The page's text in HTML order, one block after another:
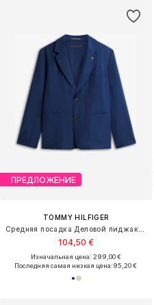
ПРЕДЛОЖЕНИЕ
TOMMY HILFIGER
104,50 €
Изначальная цена: 299,00 €
Последняя самая низкая цена:95,20 €